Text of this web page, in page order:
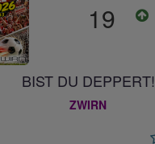
19
BIST DU DEPPERT!
ZWIRN